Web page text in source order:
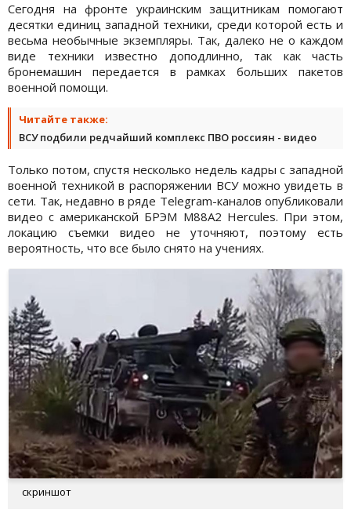
Сегодня на фронте украинским защитникам помогают
десятки единиц западной техники, среди которой есть и
весьма необычные экземпляры. Так, далеко не о каждом
виде техники известно доподлинно, так как часть
бронемашин передается в рамках больших пакетов
военной помощи.
Читайте также:
ВСУ подбили редчайший комплекс ПВО россиян - видео
Только потом, спустя несколько недель кадры с западной
военной техникой в распоряжении ВСУ можно увидеть в
сети. Так, недавно в ряде Telegram-каналов опубликовали
видео с американской БРЭМ M88A2 Hercules. При этом,
локацию съемки видео не уточняют, поэтому есть
вероятность, что все было снято на учениях.
скриншот